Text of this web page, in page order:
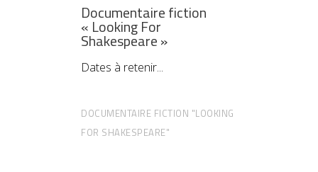
Documentaire fiction
« Looking For
Shakespeare »
Dates à retenir
DOCUMENTAIRE FICTION "LOOKING
FOR SHAKESPEARE"